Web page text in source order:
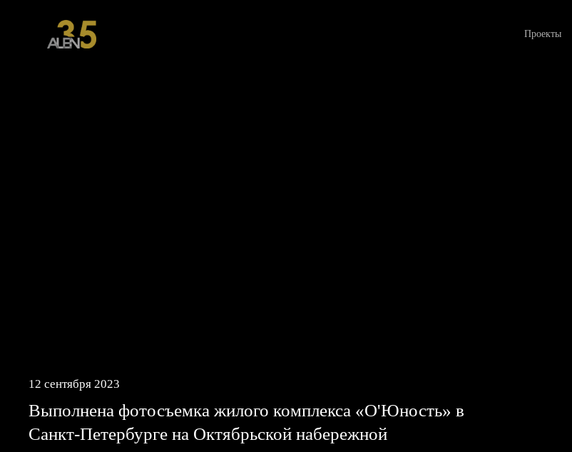
Проекты
12 сентября 2023
Выполнена фотосъемка жилого комплекса «О'Юность» в
Санкт-Петербурге на Октябрьской набережной